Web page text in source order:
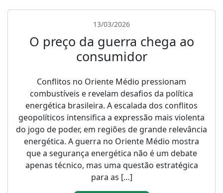
13/03/2026
O preço da guerra chega ao
consumidor
Conflitos no Oriente Médio pressionam
combustíveis e revelam desafios da política
energética brasileira. A escalada dos conflitos
geopolíticos intensifica a expressão mais violenta
do jogo de poder, em regiões de grande relevância
energética. A guerra no Oriente Médio mostra
que a segurança energética não é um debate
apenas técnico, mas uma questão estratégica
para as […]